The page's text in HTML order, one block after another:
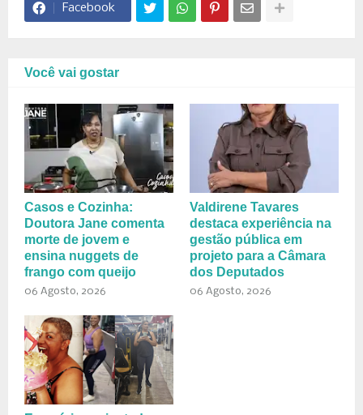
Facebook
Você vai gostar
Casos e Cozinha:
Doutora Jane comenta
morte de jovem e
ensina nuggets de
frango com queijo
06 Agosto, 2026
Valdirene Tavares
destaca experiência na
gestão pública em
projeto para a Câmara
dos Deputados
06 Agosto, 2026